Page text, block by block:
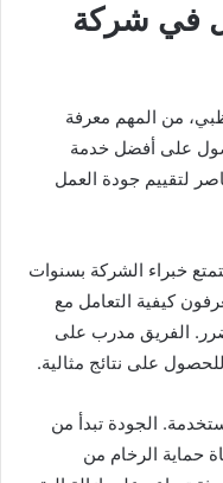
في شركة
من المهم معرفة
على أفضل خدمة
لتقييم جودة العمل
خبراء الشركة بسنوات
كيفية التعامل مع
الفريق مدرب على
على نتائج مثالية.
الجودة تبدأ من
حماية الرخام من